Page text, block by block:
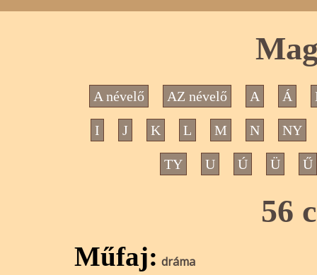
A névelő AZ névelő A Á
I J K L M N NY
TY U Ú Ü Ű
56
Műfaj: dráma